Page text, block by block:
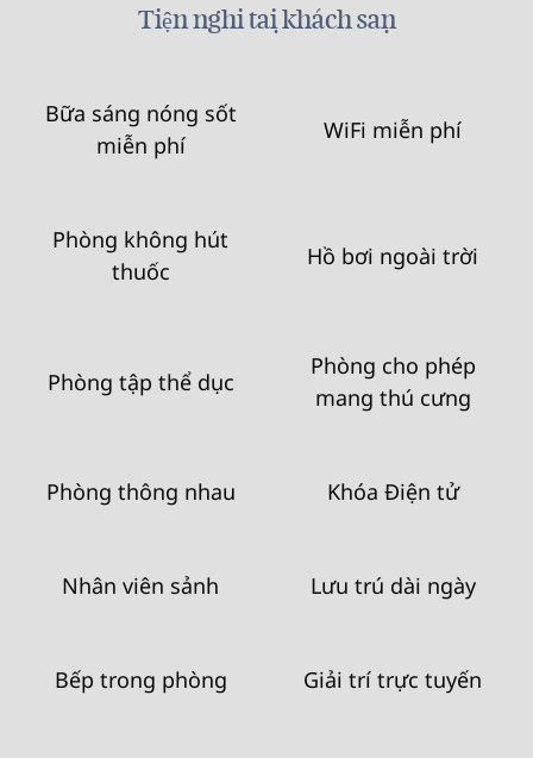
Tiện nghi tại khách sạn
Bữa sáng nóng sốt
miễn phí
WiFi miễn phí
Phòng không hút
thuốc
Hồ bơi ngoài trời
Phòng tập thể dục
Phòng cho phép
mang thú cưng
Phòng thông nhau Khóa Điện tử
Nhân viên sảnh Lưu trú dài ngày
Bếp trong phòng Giải trí trực tuyến